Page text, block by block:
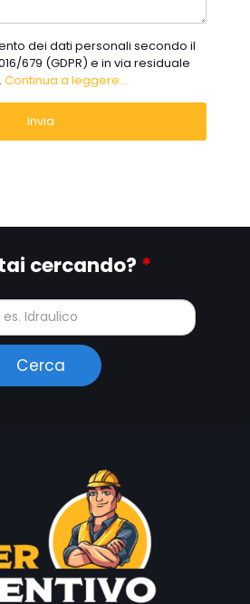
dei dati personali secondo il
679 (GDPR) e in via residuale
Continua a leggere...
cercando? *